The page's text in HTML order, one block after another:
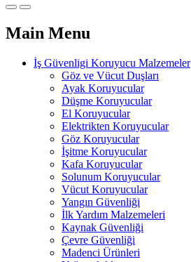
Main Menu
İş Güvenligi Koruyucu Malzemeler
Göz ve Vücut Duşları
Ayak Koruyucular
Düşme Koruyucular
El Koruyucular
Elektrikten Koruyucular
Göz Koruyucular
İşitme Koruyucular
Kafa Koruyucular
Solunum Koruyucular
Vücut Koruyucular
Yangın Güvenliği
İlk Yardım Malzemeleri
Kaynak Güvenliği
Çevre Güvenliği
Madenci Ürünleri